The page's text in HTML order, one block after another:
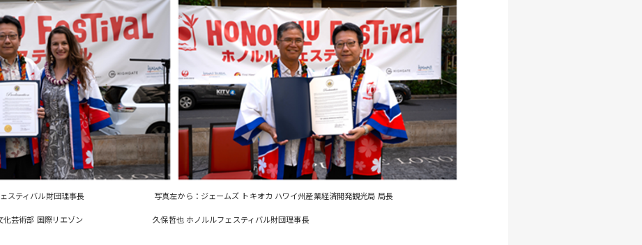
フェスティバル財団理事長 写真左から：ジェームズ トキオカ ハワイ州産業経済開発観光局 局長
文化芸術部 国際リエゾン 久保哲也 ホノルルフェスティバル財団理事長